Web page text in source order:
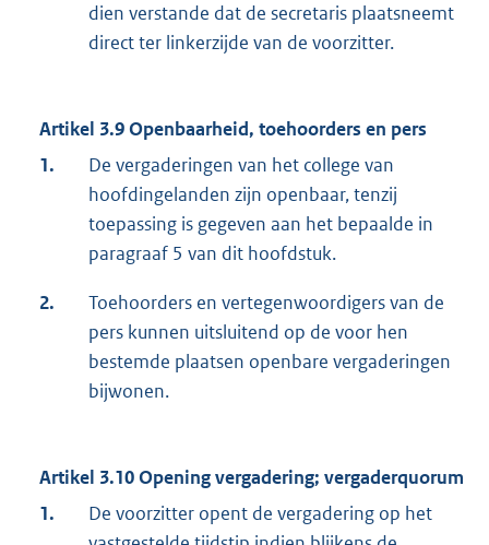
dien verstande dat de secretaris plaatsneemt
direct ter linkerzijde van de voorzitter.
Artikel 3.9 Openbaarheid, toehoorders en pers
1.
De vergaderingen van het college van
hoofdingelanden zijn openbaar, tenzij
toepassing is gegeven aan het bepaalde in
paragraaf 5 van dit hoofdstuk.
2.
Toehoorders en vertegenwoordigers van de
pers kunnen uitsluitend op de voor hen
bestemde plaatsen openbare vergaderingen
bijwonen.
Artikel 3.10 Opening vergadering; vergaderquorum
1.
De voorzitter opent de vergadering op het